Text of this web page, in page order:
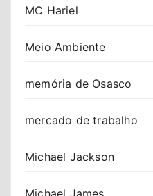
MC Hariel
Meio Ambiente
memória de Osasco
mercado de trabalho
Michael Jackson
Michael James